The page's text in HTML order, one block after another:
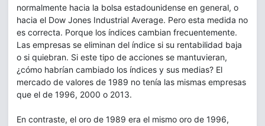
normalmente hacia la bolsa estadounidense en general, o
hacia el Dow Jones Industrial Average. Pero esta medida no
es correcta. Porque los índices cambian frecuentemente.
Las empresas se eliminan del índice si su rentabilidad baja
o si quiebran. Si este tipo de acciones se mantuvieran,
¿cómo habrían cambiado los índices y sus medias? El
mercado de valores de 1989 no tenía las mismas empresas
que el de 1996, 2000 o 2013.
En contraste, el oro de 1989 era el mismo oro de 1996,